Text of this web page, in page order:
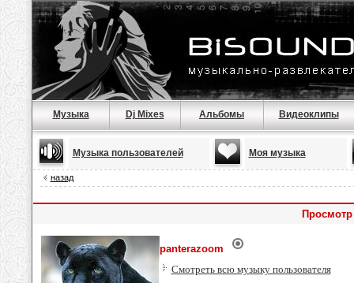
Музыка Dj Mixes Альбомы Видеоклипы
Музыка пользователей Моя музыка
назад
panterazoom
Смотреть всю музыку пользователя